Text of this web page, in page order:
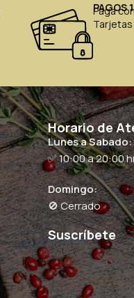
PAGOS
Paga
Horario de
Lunes a Sabado:
✅ 10:00 a 20:00
Domingo:
🚫 Cerrado
Suscríbete